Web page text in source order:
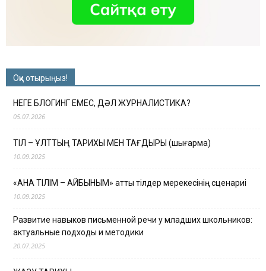
Оқи отырыңыз!
НЕГЕ БЛОГИНГ ЕМЕС, ДӘЛ ЖУРНАЛИСТИКА?
05.07.2026
ТІЛ – ҰЛТТЫҢ ТАРИХЫ МЕН ТАҒДЫРЫ (шығарма)
10.09.2025
«АНА ТІЛІМ – АЙБЫНЫМ» атты тілдер мерекесінің сценариі
10.09.2025
Развитие навыков письменной речи у младших школьников:
актуальные подходы и методики
20.07.2025